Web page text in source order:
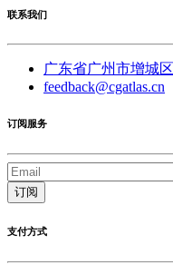
联系我们
广东省广州市增城区
feedback@cgatlas.cn
订阅服务
订阅
支付方式